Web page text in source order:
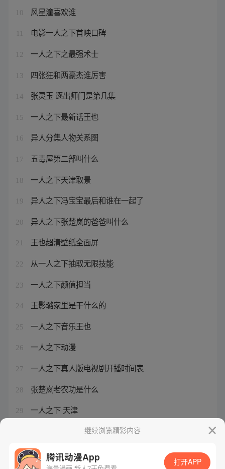
10 风星潼喜欢谁
电影一人之下首映口碑
12 一人之下之最强术士
13 四张狂和两豪杰谁厉害
14 张灵玉 逐出师门是第几集
15 一人之下最新话王也
16 异人分集人物关系图
17 五毒屋第二部叫什么
18 一人之下天津取景
19 异人之下冯宝宝最后和谁在一起了
20 异人之下张楚岚的爸爸叫什么
21 王也超清壁纸全面屏
22 从一人之下抽取无限技能
23 一人之下颜值担当
24 王影璐家里是干什么的
25 一人之下音乐王也
26 一人之下动漫
27 一人之下真人版电视剧开播时间表
28 张楚岚老农功是什么
29 一人之下 天津
异人之下老天师扮演者继续浏览精彩内容
腾讯动漫App 打开APP